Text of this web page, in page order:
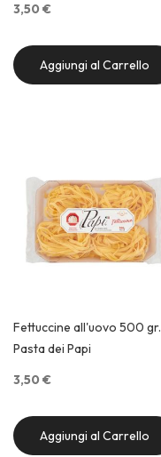
3,50 €
Aggiungi al Carrello
Fettuccine all'uovo 500 gr.
Pasta dei Papi
3,50 €
Aggiungi al Carrello